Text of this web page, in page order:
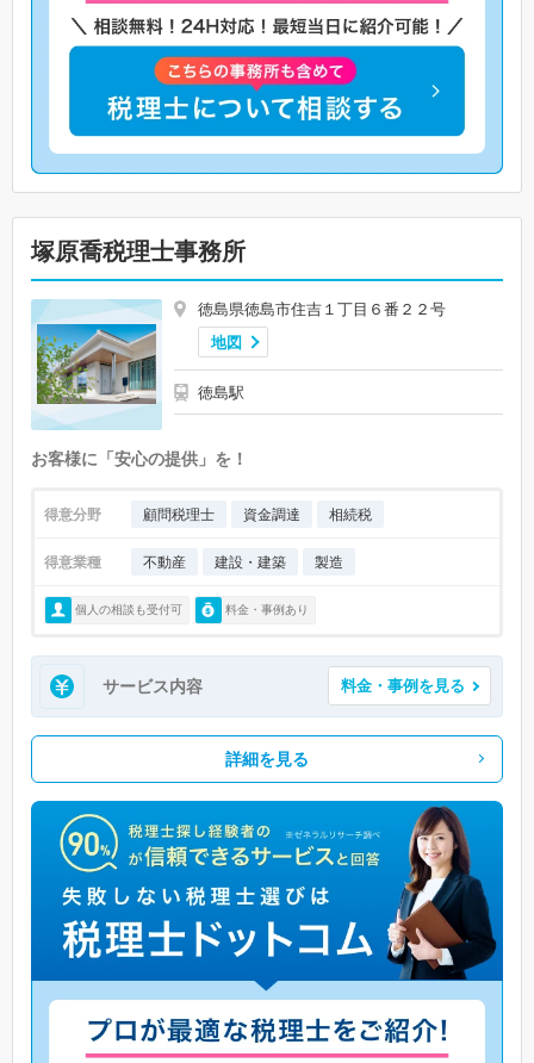
塚原喬税理士事務所
徳島県徳島市住吉１丁目６番２２号
地図
徳島駅
お客様に「安心の提供」を！
得意分野 顧問税理士 資金調達 相続税
得意業種 不動産 建設・建築 製造
個人の相談も受付可 料金・事例あり
サービス内容 料金・事例を見る
詳細を見る